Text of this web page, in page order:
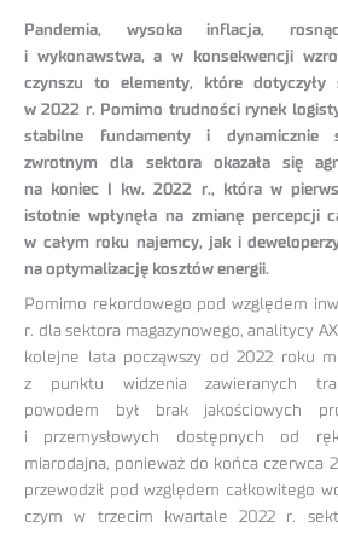
Pandemia, wysoka inflacja,
i wykonawstwa, a w konsekwencji
czynszu to elementy, które dotyczyły
w 2022 r. Pomimo trudności rynek
stabilne fundamenty i dynamicznie
zwrotnym dla sektora okazała się
na koniec I kw. 2022 r., która w
istotnie wpłynęła na zmianę percepcji
w całym roku najemcy, jak i
na optymalizację kosztów energii.
Pomimo rekordowego pod względem
r. dla sektora magazynowego, analitycy
kolejne lata począwszy od 2022 roku
z punktu widzenia zawieranych
powodem był brak jakościowych
i przemysłowych dostępnych od
miarodajna, ponieważ do końca czerwca
przewodził pod względem całkowitego
czym w trzecim kwartale 2022 r.